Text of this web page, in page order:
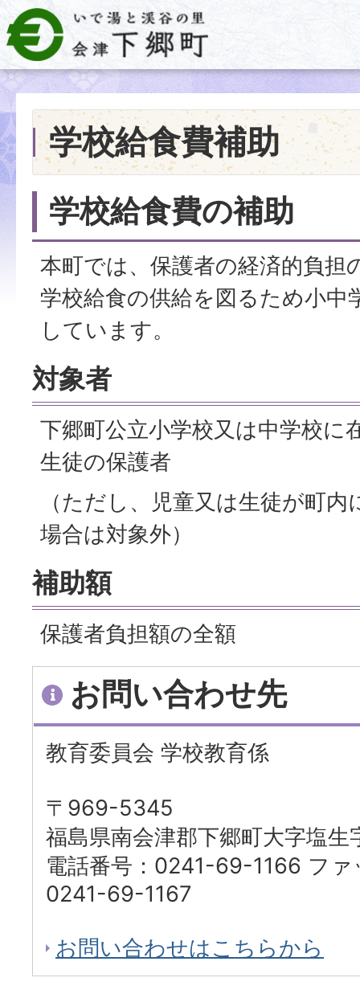
学校給食費補助
学校給食費の補助
本町では、保護者の経済的負担
学校給食の供給を図るため小中
しています。
対象者
下郷町公立小学校又は中学校に
生徒の保護者
（ただし、児童又は生徒が町
場合は対象外）
補助額
保護者負担額の全額
お問い合わせ先
教育委員会 学校教育係
〒969-5345
福島県南会津郡下郷町大字塩
電話番号：0241-69-1166 ファ
0241-69-1167
お問い合わせはこちらから